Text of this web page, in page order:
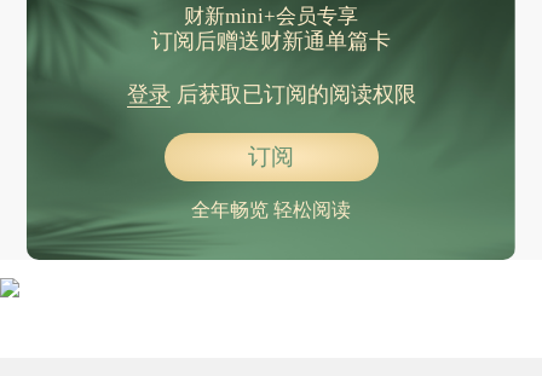
财新mini+会员专享
订阅后赠送财新通单篇卡
登录后获取已订阅的阅读权限
订阅
全年畅览 轻松阅读